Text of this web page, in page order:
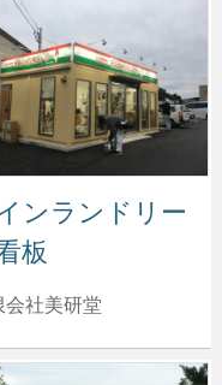
ンランドリー
板
会社美研堂